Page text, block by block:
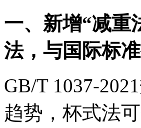
一、新增“减重
法，与国际标准
GB/T 1037-
趋势，杯式法